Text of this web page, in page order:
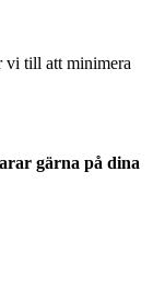
vi till att minimera
gärna på dina